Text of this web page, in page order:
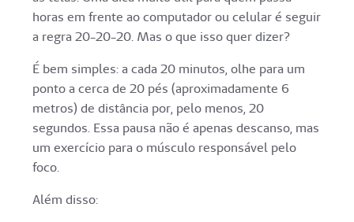
horas em frente ao computador ou celular é seguir
a regra 20-20-20. Mas o que isso quer dizer?
É bem simples: a cada 20 minutos, olhe para um
ponto a cerca de 20 pés (aproximadamente 6
metros) de distância por, pelo menos, 20
segundos. Essa pausa não é apenas descanso, mas
um exercício para o músculo responsável pelo
foco.
Além disso: